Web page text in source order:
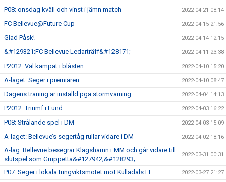
P08: onsdag kväll och vinst i jämn match 2022-04-21 08:14
FC Bellevue@Future Cup 2022-04-15 21:56
Glad Påsk! 2022-04-14 12:15
&#129321;FC Bellevue Ledarträff&#128171; 2022-04-11 23:38
P2012: Väl kämpat i blåsten 2022-04-10 15:20
A-laget: Seger i premiären 2022-04-10 08:47
Dagens träning är inställd pga stormvarning 2022-04-04 14:13
P2012: Triumf i Lund 2022-04-03 16:22
P08: Strålande spel i DM 2022-04-03 15:09
A-laget: Bellevue’s segertåg rullar vidare i DM 2022-04-02 18:16
A-lag: Bellevue besegrar Klagshamn i MM och går vidare till
slutspel som Gruppetta&#127942;&#128293;
2022-03-31 00:31
P07: Seger i lokala tungviktsmötet mot Kulladals FF 2022-03-27 21:27